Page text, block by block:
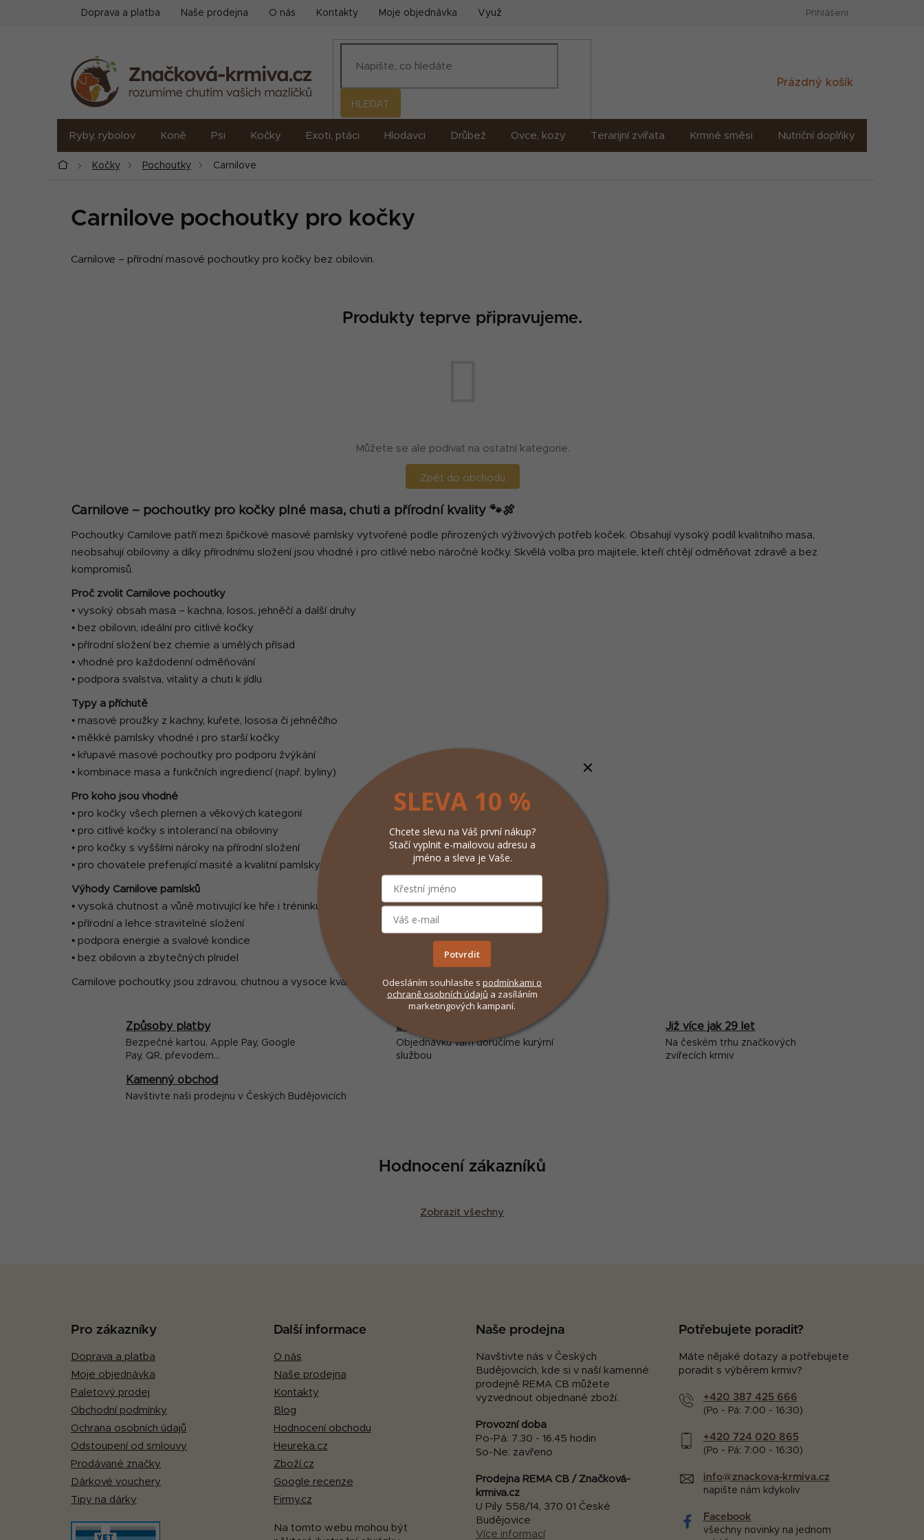
Doprava a platba Naše prodejna O nás Kontakty Moje objednávka Využití umělé inteligence (AI) Přihlášení
HLEDAT
Nákupní
Prázdný košík
Ryby, rybolov Koně Psi Kočky Exoti, ptáci Hlodavci Drůbež Ovce, kozy Terarijní zvířata Krmné směsi Nutriční doplňky
DomůKočky Pochoutky Carnilove
Carnilove pochoutky pro kočky
Carnilove – přírodní masové pochoutky pro kočky bez obilovin.
p
n
e
l
Produkty teprve připravujeme.
Můžete se ale podívat na ostatní kategorie.
Zpět do obchodu
Carnilove – pochoutky pro kočky plné masa, chuti a přírodní kvality 🐾🍖
Pochoutky Carnilove patří mezi špičkové masové pamlsky vytvořené podle přirozených výživových potřeb koček. Obsahují vysoký podíl kvalitního masa,
neobsahují obiloviny a díky přírodnímu složení jsou vhodné i pro citlivé nebo náročné kočky. Skvělá volba pro majitele, kteří chtějí odměňovat zdravě a bez
kompromisů.
Proč zvolit Carnilove pochoutky
• vysoký obsah masa – kachna, losos, jehněčí a další druhy
• bez obilovin, ideální pro citlivé kočky
• přírodní složení bez chemie a umělých přísad
• vhodné pro každodenní odměňování
• podpora svalstva, vitality a chuti k jídlu
Typy a příchutě
• masové proužky z kachny, kuřete, lososa či jehněčího
• měkké pamlsky vhodné i pro starší kočky
• křupavé masové pochoutky pro podporu žvýkání
• kombinace masa a funkčních ingrediencí (např. byliny)
Pro koho jsou vhodné
• pro kočky všech plemen a věkových kategorií
• pro citlivé kočky s intolerancí na obiloviny
• pro kočky s vyššími nároky na přírodní složení
• pro chovatele preferující masité a kvalitní pamlsky
Výhody Carnilove pamlsků
• vysoká chutnost a vůně motivující ke hře i tréninku
• přírodní a lehce stravitelné složení
• podpora energie a svalové kondice
• bez obilovin a zbytečných plnidel
Carnilove pochoutky jsou zdravou, chutnou a vysoce kvalitní odměnou, kterou si vaše kočka zamiluje.
Způsoby platby
Bezpečné kartou, Apple Pay, Google
Pay, QR, převodem...
Doprava od 59 Kč
Objednávku vám doručíme kurýrní
službou
Již více jak 29 let
Na českém trhu značkových
zvířecích krmiv
Kamenný obchod
Navštivte naši prodejnu v Českých Budějovicích
Hodnocení zákazníků
Zobrazit všechny
Pro zákazníky
Doprava a platba
Moje objednávka
Paletový prodej
Obchodní podmínky
Ochrana osobních údajů
Odstoupení od smlouvy
Prodávané značky
Dárkové vouchery
Tipy na dárky
Další informace
O nás
Naše prodejna
Kontakty
Blog
Hodnocení obchodu
Heureka.cz
Zboží.cz
Google recenze
Firmy.cz
Na tomto webu mohou být
Naše prodejna
Navštivte nás v Českých
Budějovicích, kde si v naší kamenné
prodejně REMA CB můžete
vyzvednout objednané zboží.
Provozní doba
Po-Pá: 7.30 - 16.45 hodin
So-Ne: zavřeno
Prodejna REMA CB / Značková-
krmiva.cz
U Pily 558/14, 370 01 České
Budějovice
Více informací
Potřebujete poradit?
Máte nějaké dotazy a potřebujete
poradit s výběrem krmiv?
+420 387 425 666
(Po - Pá: 7:00 - 16:30)
+420 724 020 865
(Po - Pá: 7:00 - 16:30)
info@znackova-krmiva.cz
napište nám kdykoliv
Facebook
všechny novinky na jednom
SLEVA 10 %
Chcete slevu na Váš první nákup?
Stačí vyplnit e-mailovou adresu a
jméno a sleva je Vaše.
Potvrdit
Odesláním souhlasíte s podmínkami o
ochraně osobních údajů a zasíláním
marketingových kampaní.